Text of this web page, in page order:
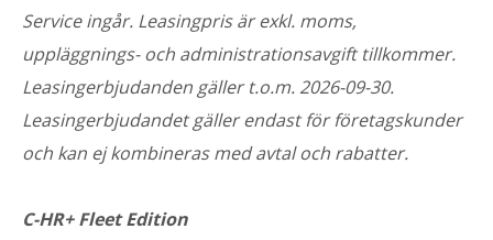
Service ingår. Leasingpris är exkl. moms,
uppläggnings- och administrationsavgift tillkommer.
Leasingerbjudanden gäller t.o.m. 2026-09-30.
Leasingerbjudandet gäller endast för företagskunder
och kan ej kombineras med avtal och rabatter.
C-HR+ Fleet Edition